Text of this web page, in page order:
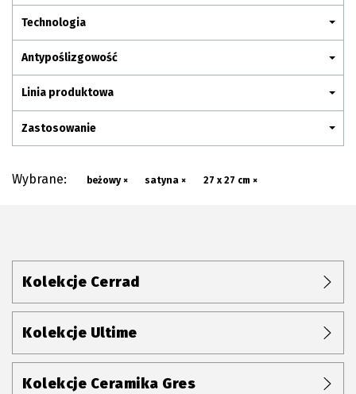
Technologia
Antypoślizgowość
Linia produktowa
Zastosowanie
Wybrane: beżowy × satyna × 27 x 27 cm ×
Kolekcje Cerrad
Kolekcje Ultime
Kolekcje Ceramika Gres